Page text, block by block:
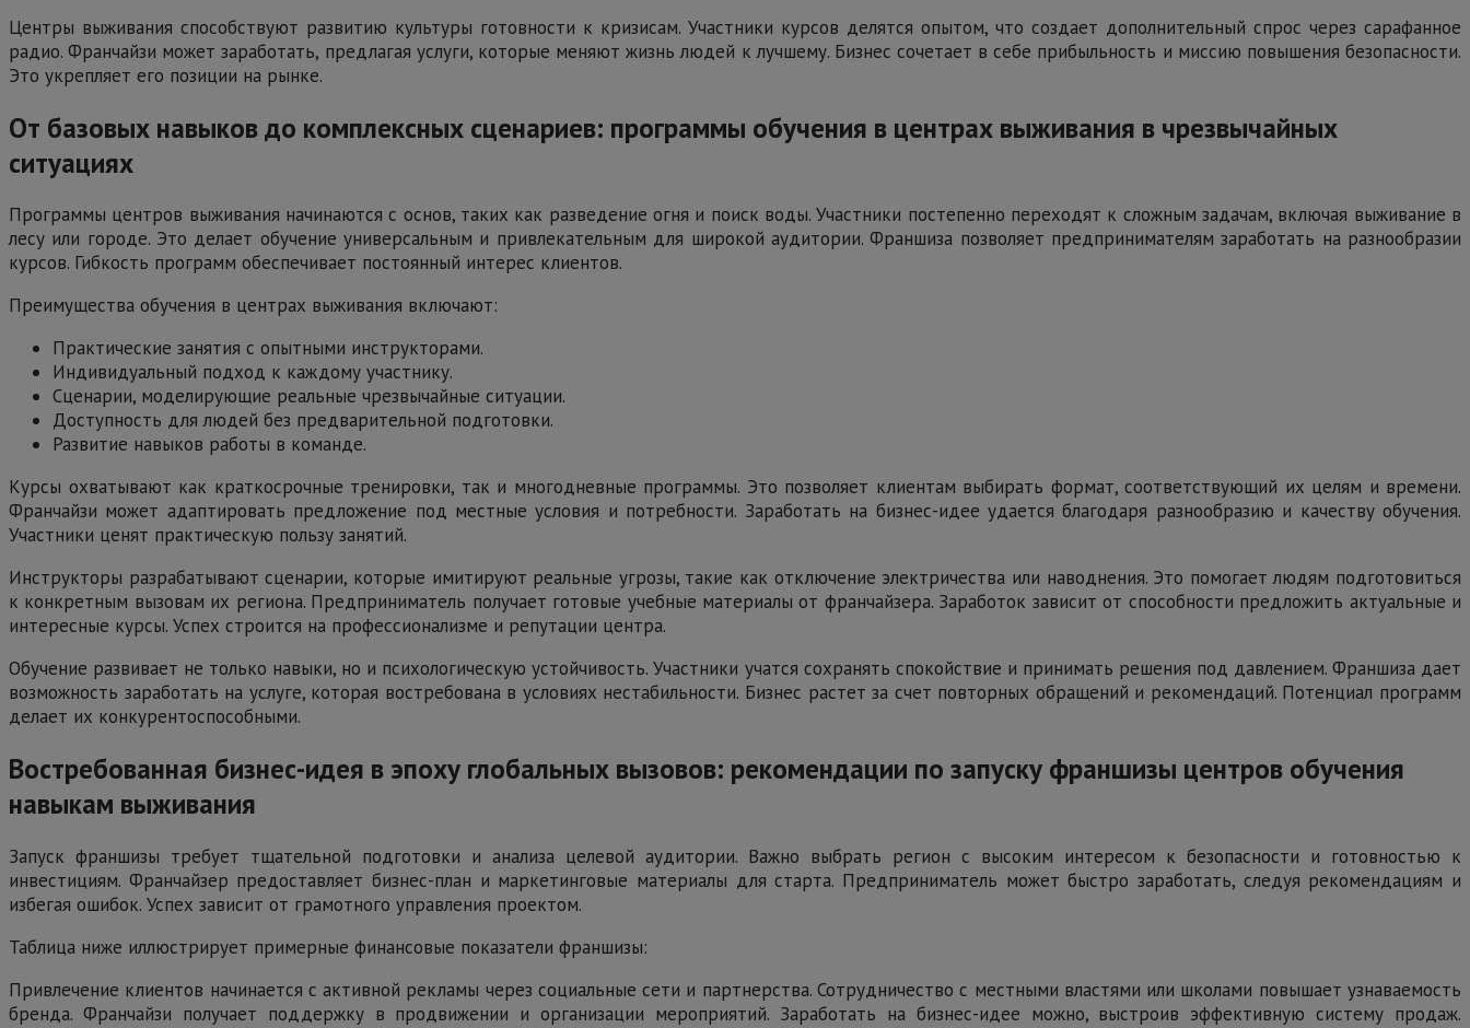
Центры выживания способствуют развитию культуры готовности к кризисам. Участники курсов делятся опытом, что создает дополнительный спрос через сарафанное
радио. Франчайзи может заработать, предлагая услуги, которые меняют жизнь людей к лучшему. Бизнес сочетает в себе прибыльность и миссию повышения безопасности.
Это укрепляет его позиции на рынке.
От базовых навыков до комплексных сценариев: программы обучения в центрах выживания в чрезвычайных
ситуациях
Программы центров выживания начинаются с основ, таких как разведение огня и поиск воды. Участники постепенно переходят к сложным задачам, включая выживание в
лесу или городе. Это делает обучение универсальным и привлекательным для широкой аудитории. Франшиза позволяет предпринимателям заработать на разнообразии
курсов. Гибкость программ обеспечивает постоянный интерес клиентов.
Преимущества обучения в центрах выживания включают:
Практические занятия с опытными инструкторами.
Индивидуальный подход к каждому участнику.
Сценарии, моделирующие реальные чрезвычайные ситуации.
Доступность для людей без предварительной подготовки.
Развитие навыков работы в команде.
Курсы охватывают как краткосрочные тренировки, так и многодневные программы. Это позволяет клиентам выбирать формат, соответствующий их целям и времени.
Франчайзи может адаптировать предложение под местные условия и потребности. Заработать на бизнес-идее удается благодаря разнообразию и качеству обучения.
Участники ценят практическую пользу занятий.
Инструкторы разрабатывают сценарии, которые имитируют реальные угрозы, такие как отключение электричества или наводнения. Это помогает людям подготовиться
к конкретным вызовам их региона. Предприниматель получает готовые учебные материалы от франчайзера. Заработок зависит от способности предложить актуальные и
интересные курсы. Успех строится на профессионализме и репутации центра.
Обучение развивает не только навыки, но и психологическую устойчивость. Участники учатся сохранять спокойствие и принимать решения под давлением. Франшиза дает
возможность заработать на услуге, которая востребована в условиях нестабильности. Бизнес растет за счет повторных обращений и рекомендаций. Потенциал программ
делает их конкурентоспособными.
Востребованная бизнес-идея в эпоху глобальных вызовов: рекомендации по запуску франшизы центров обучения
навыкам выживания
Запуск франшизы требует тщательной подготовки и анализа целевой аудитории. Важно выбрать регион с высоким интересом к безопасности и готовностью к
инвестициям. Франчайзер предоставляет бизнес-план и маркетинговые материалы для старта. Предприниматель может быстро заработать, следуя рекомендациям и
избегая ошибок. Успех зависит от грамотного управления проектом.
Таблица ниже иллюстрирует примерные финансовые показатели франшизы:
Привлечение клиентов начинается с активной рекламы через социальные сети и партнерства. Сотрудничество с местными властями или школами повышает узнаваемость
бренда. Франчайзи получает поддержку в продвижении и организации мероприятий. Заработать на бизнес-идее можно, выстроив эффективную систему продаж.